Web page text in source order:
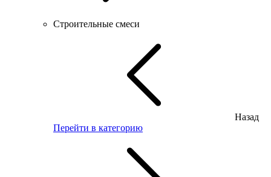
Строительные смеси
Назад
Перейти в категорию